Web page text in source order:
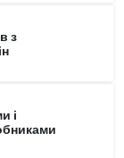
з
і